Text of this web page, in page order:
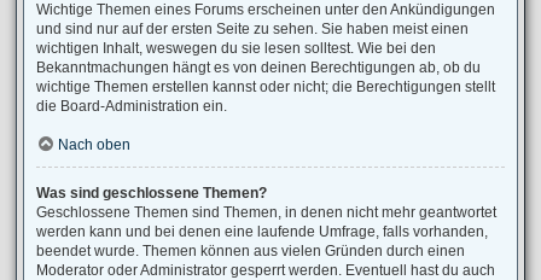
Wichtige Themen eines Forums erscheinen unter den Ankündigungen
und sind nur auf der ersten Seite zu sehen. Sie haben meist einen
wichtigen Inhalt, weswegen du sie lesen solltest. Wie bei den
Bekanntmachungen hängt es von deinen Berechtigungen ab, ob du
wichtige Themen erstellen kannst oder nicht; die Berechtigungen stellt
die Board-Administration ein.
Nach oben
Was sind geschlossene Themen?
Geschlossene Themen sind Themen, in denen nicht mehr geantwortet
werden kann und bei denen eine laufende Umfrage, falls vorhanden,
beendet wurde. Themen können aus vielen Gründen durch einen
Moderator oder Administrator gesperrt werden. Eventuell hast du auch